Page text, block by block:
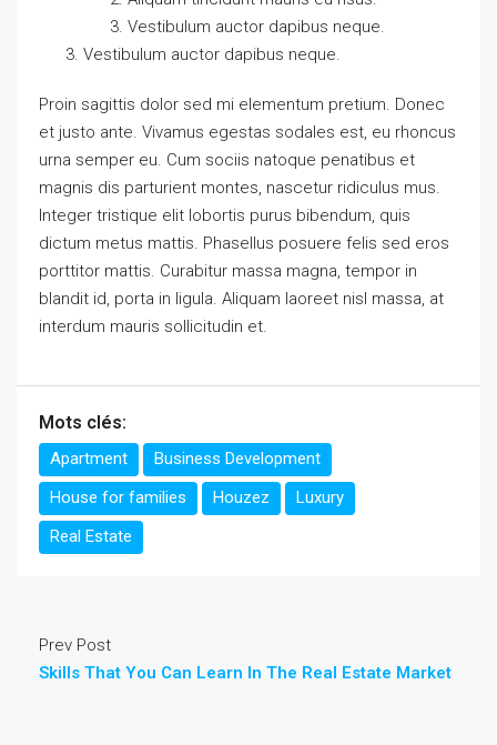
Vestibulum auctor dapibus neque.
Vestibulum auctor dapibus neque.
Proin sagittis dolor sed mi elementum pretium. Donec
et justo ante. Vivamus egestas sodales est, eu rhoncus
urna semper eu. Cum sociis natoque penatibus et
magnis dis parturient montes, nascetur ridiculus mus.
Integer tristique elit lobortis purus bibendum, quis
dictum metus mattis. Phasellus posuere felis sed eros
porttitor mattis. Curabitur massa magna, tempor in
blandit id, porta in ligula. Aliquam laoreet nisl massa, at
interdum mauris sollicitudin et.
Mots clés:
Apartment
Business Development
House for families
Houzez
Luxury
Real Estate
Prev Post
Skills That You Can Learn In The Real Estate Market